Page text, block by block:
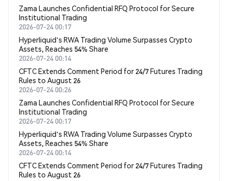
Zama Launches Confidential RFQ Protocol for Secure
Institutional Trading
2026-07-24 00:17
Hyperliquid's RWA Trading Volume Surpasses Crypto
Assets, Reaches 54% Share
2026-07-24 00:14
CFTC Extends Comment Period for 24/7 Futures Trading
Rules to August 26
2026-07-24 00:26
Zama Launches Confidential RFQ Protocol for Secure
Institutional Trading
2026-07-24 00:17
Hyperliquid's RWA Trading Volume Surpasses Crypto
Assets, Reaches 54% Share
2026-07-24 00:14
CFTC Extends Comment Period for 24/7 Futures Trading
Rules to August 26